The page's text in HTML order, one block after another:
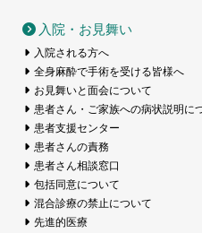
入院・お見舞い
入院される方へ
全身麻酔で手術を受ける皆様へ
お見舞いと面会について
患者さん・ご家族への病状説明に
患者支援センター
患者さんの責務
患者さん相談窓口
包括同意について
混合診療の禁止について
先進的医療